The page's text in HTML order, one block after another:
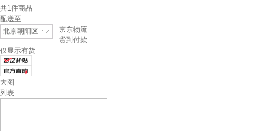
共1件商品
配送至
北京朝阳区
京东物流
货到付款
仅显示有货
大图
列表